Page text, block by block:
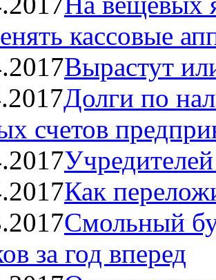
кассовые
Вырастут
Долги по
счетов
Как
Смольный
за год вперед